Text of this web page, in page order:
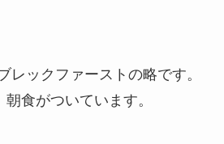
レックファーストの略です。
食がついています。